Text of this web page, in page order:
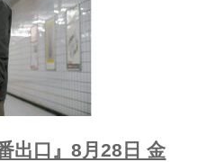
出口』8月28日 金